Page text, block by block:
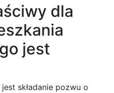
dla
jest
składanie pozwu o